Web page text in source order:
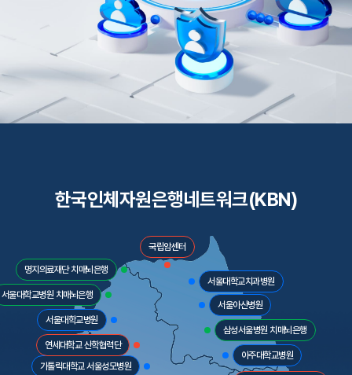
한국인체자원은행네트워크(KBN)
국립암센터
서울대학교치과병원
서울아산병원
삼성서울병원 치매뇌은행
아주대학교병원
가톨릭대학교 서울성모병원
연세대학교 산학협력단
서울대학교병원
서울대학교병원 치매뇌은행
명지의료재단 치매뇌은행